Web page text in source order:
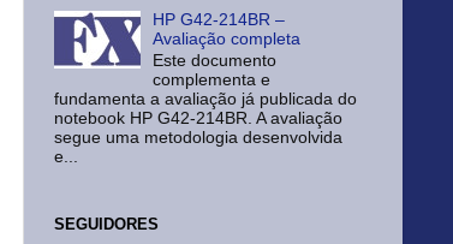
HP G42-214BR –
Avaliação completa
Este documento
complementa e
fundamenta a avaliação já publicada do
notebook HP G42-214BR. A avaliação
segue uma metodologia desenvolvida
e...
SEGUIDORES